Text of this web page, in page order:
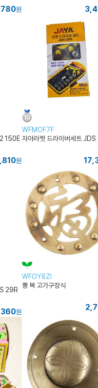
원
150E
원
WFMOF7F
자야라쳇 드라이버세트
29R
원
WFOY8ZI
뽕 복 고가구장식